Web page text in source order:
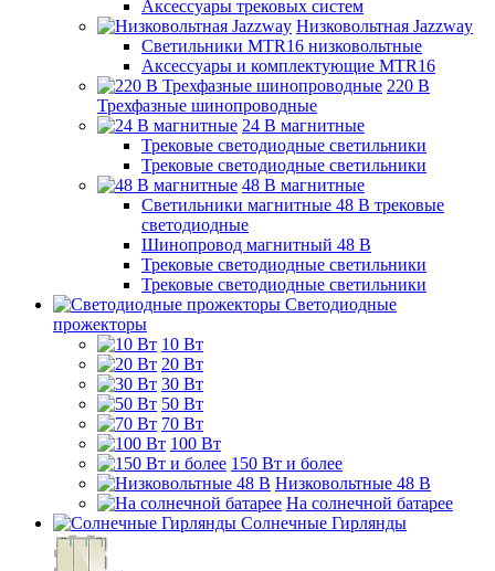
Аксессуары трековых систем
Низковольтная Jazzway
Светильники MTR16 низковольтные
Аксессуары и комплектующие MTR16
220 B
Трехфазные шинопроводные
24 B магнитные
Трековые светодиодные светильники
Трековые светодиодные светильники
48 B магнитные
Светильники магнитные 48 В трековые
светодиодные
Шинопровод магнитный 48 В
Трековые светодиодные светильники
Трековые светодиодные светильники
Светодиодные
прожекторы
10 Вт
20 Вт
30 Вт
50 Вт
70 Вт
100 Вт
150 Вт и более
Низковольтные 48 В
На солнечной батарее
Солнечные Гирлянды